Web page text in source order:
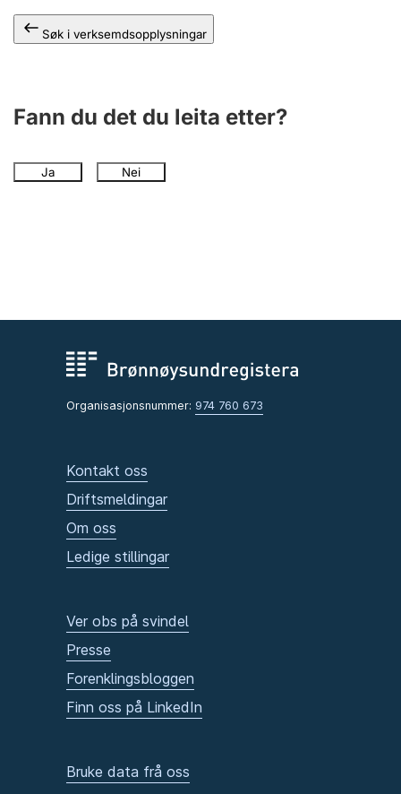
Søk i verksemdsopplysningar
Fann du det du leita etter?
Ja Nei
Organisasjonsnummer: 974 760 673
Kontakt oss
Driftsmeldingar
Om oss
Ledige stillingar
Ver obs på svindel
Presse
Forenklingsbloggen
Finn oss på LinkedIn
Bruke data frå oss